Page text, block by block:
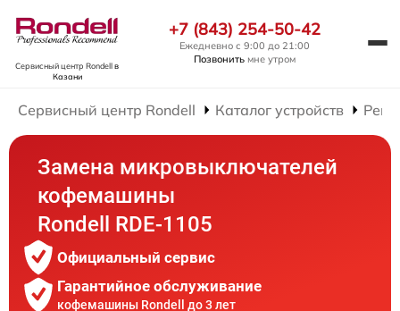
Сервисный центр Rondellв
Казани
+7 (843) 254-50-42
Ежедневно с 9:00 до 21:00
Позвонить мне утром
Сервисный центр Rondell Каталог устройств
Замена микровыключателей
кофемашины
Rondell RDE-1105
Официальный сервис
Гарантийное обслуживание
кофемашины Rondell до 3 лет